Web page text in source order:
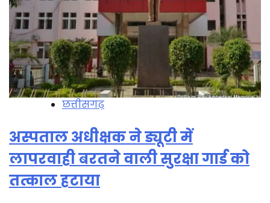
छत्तीसगढ़
अस्पताल अधीक्षक ने ड्यूटी में
लापरवाही बरतने वाली सुरक्षा गार्ड को
तत्काल हटाया